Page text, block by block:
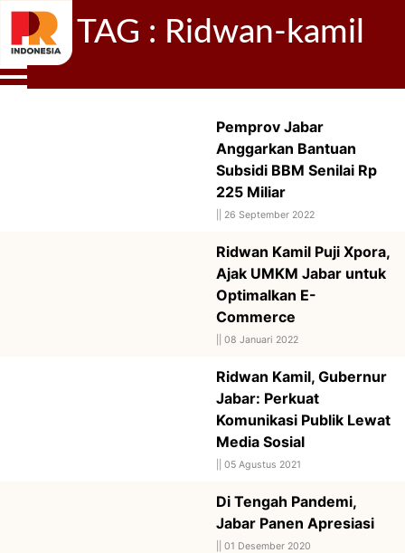
TAG : Ridwan-kamil
Pemprov Jabar
Anggarkan Bantuan
Subsidi BBM Senilai Rp
225 Miliar
26 September 2022
Ridwan Kamil Puji Xpora,
Ajak UMKM Jabar untuk
Optimalkan E-
Commerce
08 Januari 2022
Ridwan Kamil, Gubernur
Jabar: Perkuat
Komunikasi Publik Lewat
Media Sosial
05 Agustus 2021
Di Tengah Pandemi,
Jabar Panen Apresiasi
01 Desember 2020